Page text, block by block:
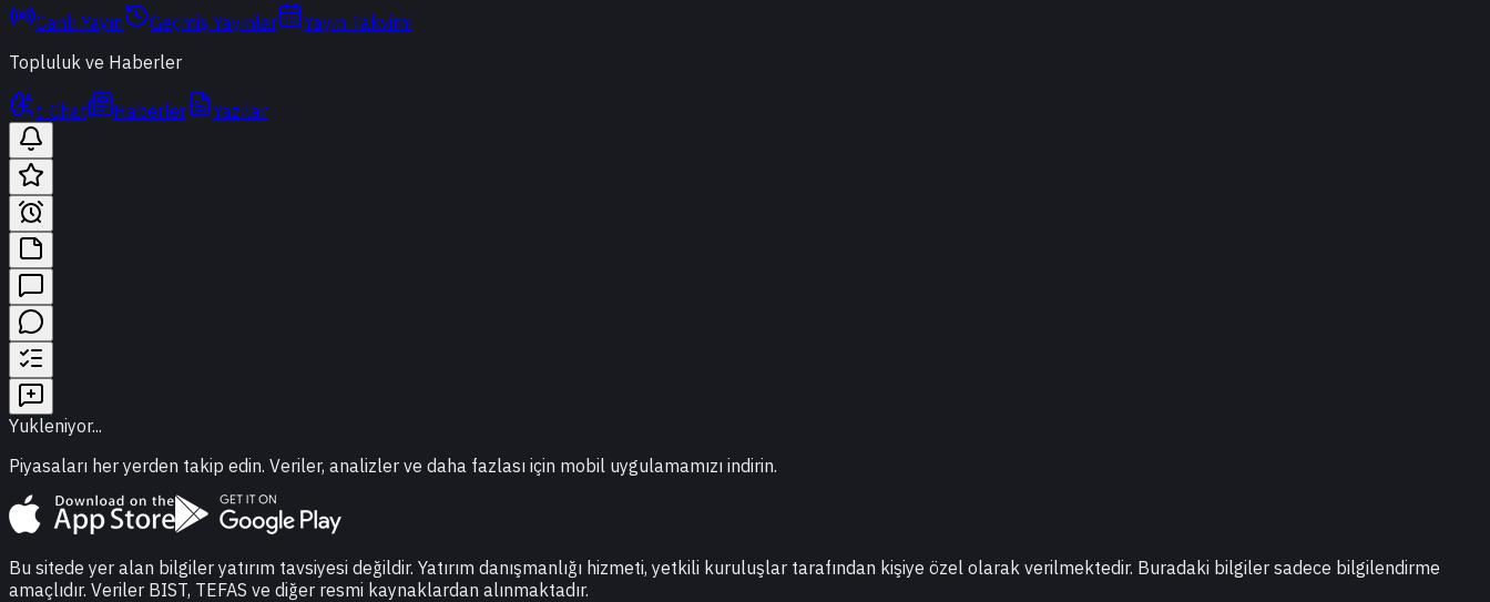
Canlı Yayın Geçmiş Yayınlar
Yayın Takvimi
Topluluk ve Haberler
t-Chat Haberler Yazılar
Yukleniyor...
Piyasaları her yerden takip edin. Veriler, analizler ve daha fazlası için mobil uygulamamızı indirin.
Bu sitede yer alan bilgiler yatırım tavsiyesi değildir. Yatırım danışmanlığı hizmeti, yetkili kuruluşlar tarafından kişiye özel olarak verilmektedir. Buradaki bilgiler sadece bilgilendirme
amaçlıdır. Veriler BIST, TEFAS ve diğer resmi kaynaklardan alınmaktadır.